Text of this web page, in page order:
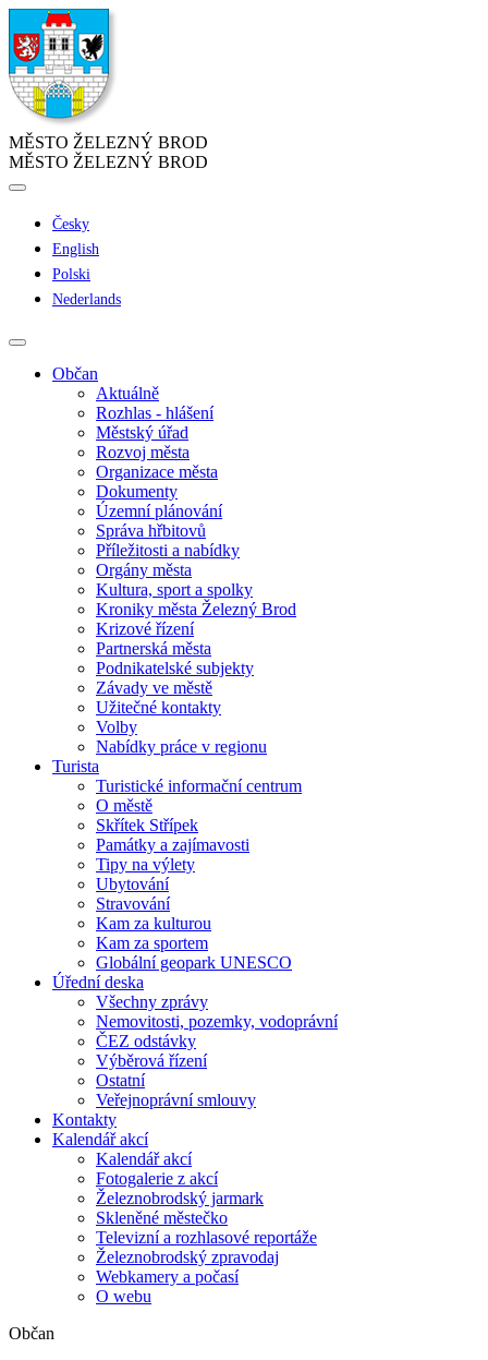
MĚSTO ŽELEZNÝ BROD
MĚSTO ŽELEZNÝ BROD
Česky
English
Polski
Nederlands
Občan
Aktuálně
Rozhlas - hlášení
Městský úřad
Rozvoj města
Organizace města
Dokumenty
Územní plánování
Správa hřbitovů
Příležitosti a nabídky
Orgány města
Kultura, sport a spolky
Kroniky města Železný Brod
Krizové řízení
Partnerská města
Podnikatelské subjekty
Závady ve městě
Užitečné kontakty
Volby
Nabídky práce v regionu
Turista
Turistické informační centrum
O městě
Skřítek Střípek
Památky a zajímavosti
Tipy na výlety
Ubytování
Stravování
Kam za kulturou
Kam za sportem
Globální geopark UNESCO
Úřední deska
Všechny zprávy
Nemovitosti, pozemky, vodoprávní
ČEZ odstávky
Výběrová řízení
Ostatní
Veřejnoprávní smlouvy
Kontakty
Kalendář akcí
Kalendář akcí
Fotogalerie z akcí
Železnobrodský jarmark
Skleněné městečko
Televizní a rozhlasové reportáže
Železnobrodský zpravodaj
Webkamery a počasí
O webu
Občan